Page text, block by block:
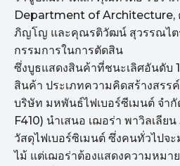
Department of Architecture,
ภิญโญ และคุณรติวัฒน์ สุวรรณไต
กรรมการในการตัดสิน
ซึ่งบูธแสดงสินค้าที่ชนะเลิศอันดับ
สินค้า ประเภทความคิดสร้างสรร
บริษัท มหพันธ์ไฟเบอร์ซีเมนต์ จำ
F410) นำเสนอ เฌอร่า พาวิลเลีย
วัสดุไฟเบอร์ซิเมนต์ ซึ่งคนทั่วไปจ
ไม้ แต่เฌอร่าต้องแสดงความหมา